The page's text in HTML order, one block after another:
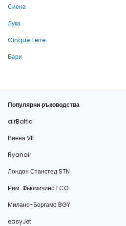
Сиена
Лука
Cinque Terre
Бари
Популярни ръководства
airBaltic
Виена VIE
Ryanair
Лондон Станстед STN
Рим-Фьюмичино FCO
Милано-Бергамо BGY
easyJet